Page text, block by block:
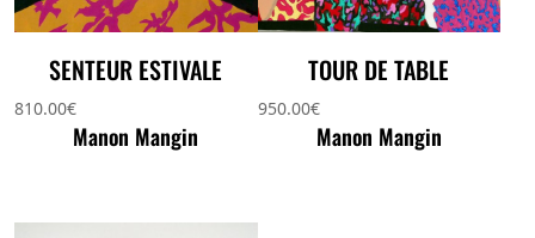
SENTEUR ESTIVALE
810.00€
Manon Mangin
TOUR DE TABLE
950.00€
Manon Mangin